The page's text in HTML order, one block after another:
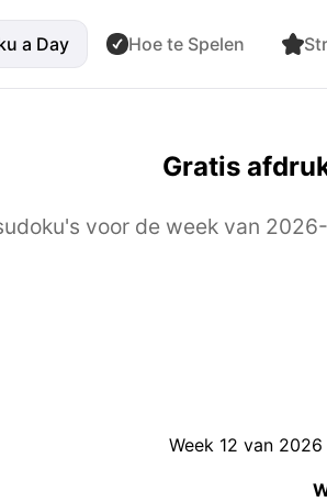
a Day Hoe te Spelen
Gratis
voor de week van
Week 12 van